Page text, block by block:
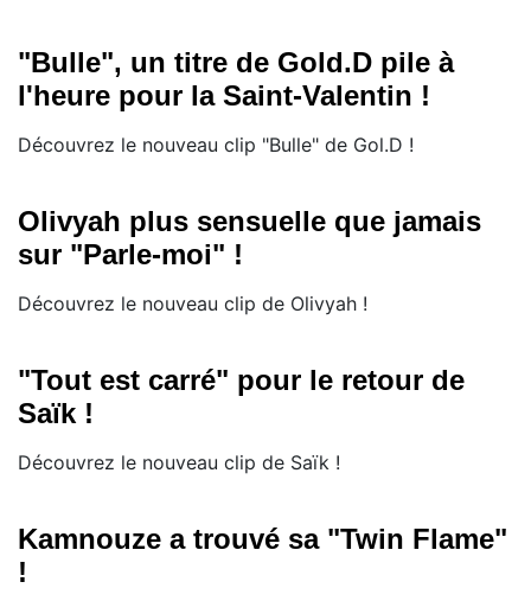
"Bulle", un titre de Gold.D pile à
l'heure pour la Saint-Valentin !
Découvrez le nouveau clip "Bulle" de Gol.D !
Olivyah plus sensuelle que jamais
sur "Parle-moi" !
Découvrez le nouveau clip de Olivyah !
"Tout est carré" pour le retour de
Saïk !
Découvrez le nouveau clip de Saïk !
Kamnouze a trouvé sa "Twin Flame"
!